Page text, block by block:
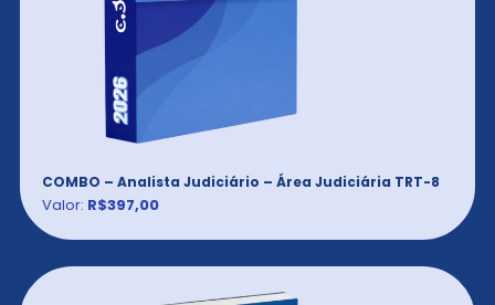
COMBO – Analista Judiciário – Área Judiciária TRT-8
Valor: R$397,00